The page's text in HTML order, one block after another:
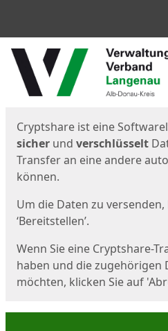
Start
Cryptshare ist eine
sicher und verschlüsselt
Transfer an eine andere
können.
Um die Daten zu
‘Bereitstellen’.
Wenn Sie eine Cryptshare-
haben und die zugehörigen
möchten, klicken Sie auf